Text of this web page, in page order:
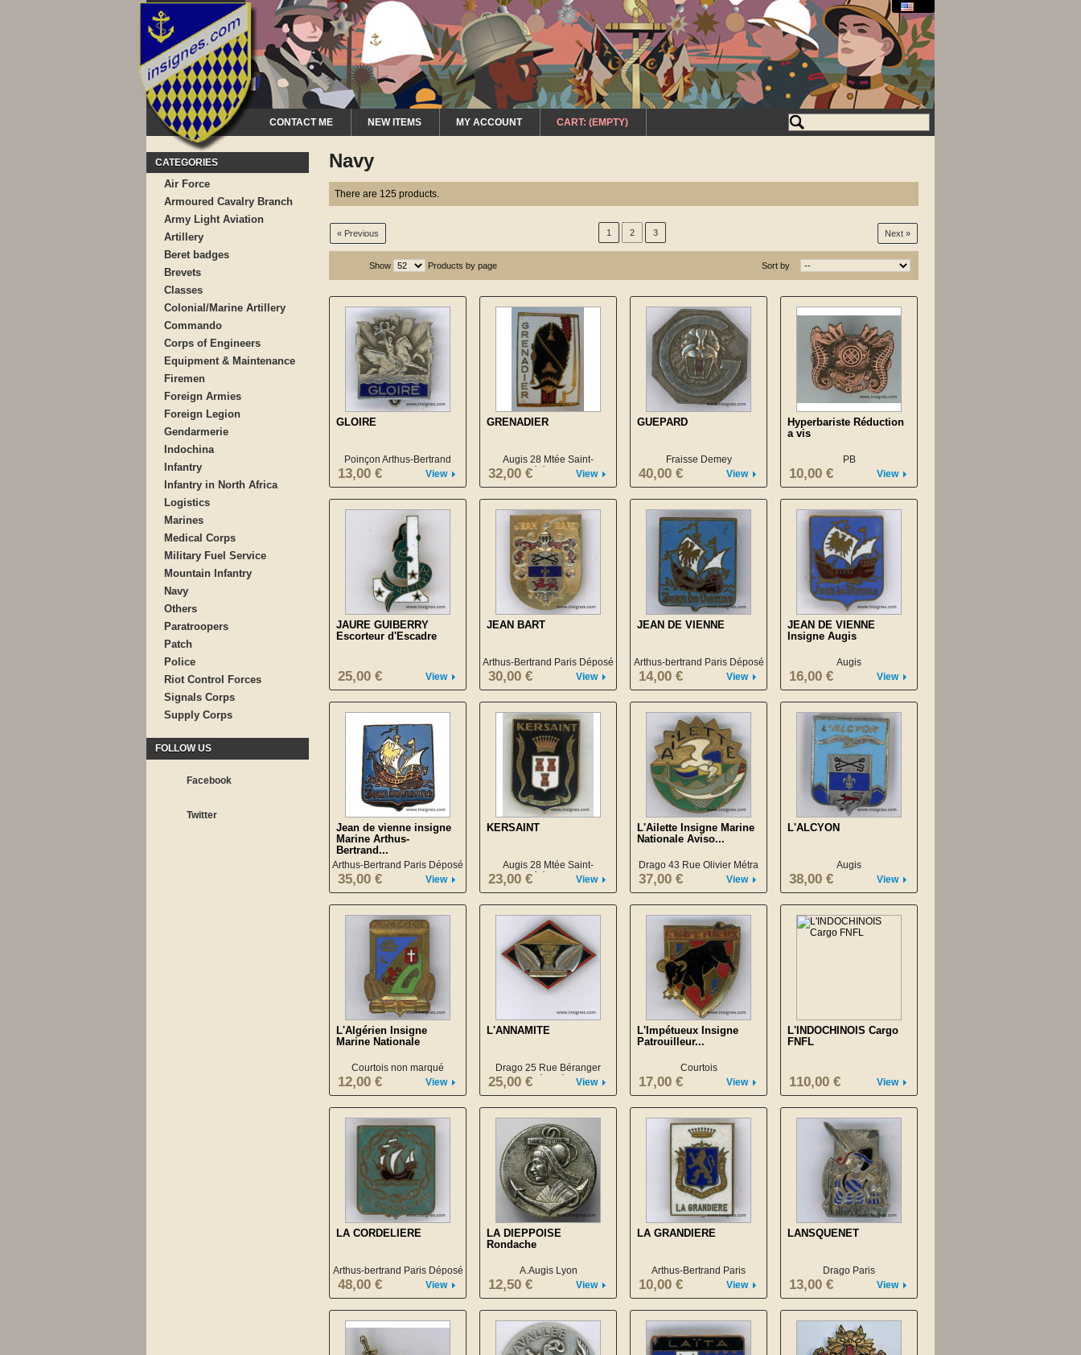
CONTACT ME NEW ITEMS MY ACCOUNT CART: (EMPTY)
CATEGORIES
Air Force
Armoured Cavalry Branch
Army Light Aviation
Artillery
Beret badges
Brevets
Classes
Colonial/Marine Artillery
Commando
Corps of Engineers
Equipment & Maintenance
Firemen
Foreign Armies
Foreign Legion
Gendarmerie
Indochina
Infantry
Infantry in North Africa
Logistics
Marines
Medical Corps
Military Fuel Service
Mountain Infantry
Navy
Others
Paratroopers
Patch
Police
Riot Control Forces
Signals Corps
Supply Corps
FOLLOW US
Facebook
Twitter
Navy
There are 125 products.
« Previous 1 2 3 Next »
Sort by
Show Products by page
GLOIRE
View
Poinçon Arthus-Bertrand
13,00 €
GRENADIER
View
Augis 28 Mtée Saint-
Barthélémy LYON
32,00 €
GUEPARD
View
Fraisse Demey
40,00 €
Hyperbariste Réduction
a vis
View
PB
10,00 €
JAURE GUIBERRY
Escorteur d'Escadre
View
25,00 €
JEAN BART
View
Arthus-Bertrand Paris Déposé
30,00 €
JEAN DE VIENNE
View
Arthus-bertrand Paris Déposé
14,00 €
JEAN DE VIENNE
Insigne Augis
View
Augis
16,00 €
Jean de vienne insigne
Marine Arthus-
Bertrand...
View
Arthus-Bertrand Paris Déposé
35,00 €
KERSAINT
View
Augis 28 Mtée Saint-
Barthélémy LYON
23,00 €
L'Ailette Insigne Marine
Nationale Aviso...
View
Drago 43 Rue Olivier Métra
37,00 €
L'ALCYON
View
Augis
38,00 €
L'Algérien Insigne
Marine Nationale
View
Courtois non marqué
12,00 €
L'ANNAMITE
View
Drago 25 Rue Béranger
Déposé
25,00 €
L'Impétueux Insigne
Patrouilleur...
View
Courtois
17,00 €
L'INDOCHINOIS Cargo
FNFL
View
110,00 €
LA CORDELIERE
View
Arthus-bertrand Paris Déposé
+ Poinçon
48,00 €
LA DIEPPOISE
Rondache
View
A.Augis Lyon
12,50 €
LA GRANDIERE
View
Arthus-Bertrand Paris
10,00 €
LANSQUENET
View
Drago Paris
13,00 €